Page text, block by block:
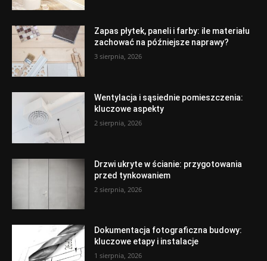
Zapas płytek, paneli i farby: ile materiału
zachować na późniejsze naprawy?
3 sierpnia, 2026
Wentylacja i sąsiednie pomieszczenia:
kluczowe aspekty
2 sierpnia, 2026
Drzwi ukryte w ścianie: przygotowania
przed tynkowaniem
2 sierpnia, 2026
Dokumentacja fotograficzna budowy:
kluczowe etapy i instalacje
1 sierpnia, 2026